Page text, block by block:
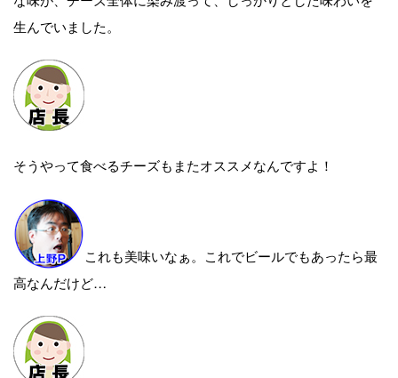
生んでいました。
そうやって食べるチーズもまたオススメなんですよ！
これも美味いなぁ。これでビールでもあったら最
高なんだけど…